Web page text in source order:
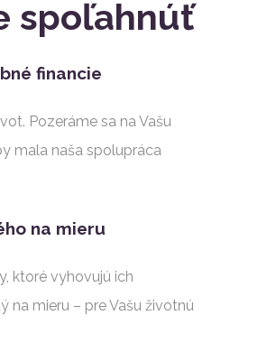
spoľahnúť
financie
Pozeráme sa na Vašu
mala naša spolupráca
na mieru
ktoré vyhovujú ich
na mieru – pre Vašu životnú